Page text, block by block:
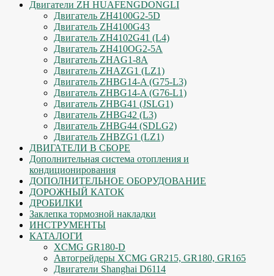
Двигатели ZH HUAFENGDONGLI
Двигатель ZH4100G2-5D
Двигатель ZH4100G43
Двигатель ZH4102G41 (L4)
Двигатель ZH410OG2-5A
Двигатель ZHAG1-8A
Двигатель ZHAZG1 (LZ1)
Двигатель ZHBG14-A (G75-L3)
Двигатель ZHBG14-A (G76-L1)
Двигатель ZHBG41 (JSLG1)
Двигатель ZHBG42 (L3)
Двигатель ZHBG44 (SDLG2)
Двигатель ZHBZG1 (LZ1)
ДВИГАТЕЛИ В СБОРЕ
Дополнительная система отопления и
кондиционирования
ДОПОЛНИТЕЛЬНОЕ ОБОРУДОВАНИЕ
ДОРОЖНЫЙ КАТОК
ДРОБИЛКИ
Заклепка тормозной накладки
ИНСТРУМЕНТЫ
КАТАЛОГИ
XCMG GR180-D
Автогрейдеры XCMG GR215, GR180, GR165
Двигатели Shanghai D6114